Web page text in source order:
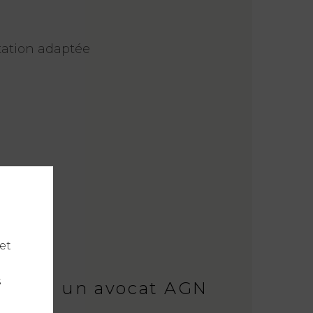
adaptée
un avocat AGN